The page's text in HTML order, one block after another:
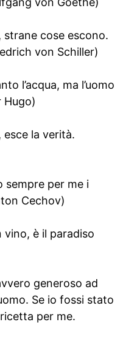
strane cose escono.
von Schiller)
l’acqua, ma l’uomo
esce la verità.
sempre per me i
Cechov)
vino, è il paradiso
generoso ad
Se io fossi stato
per me.